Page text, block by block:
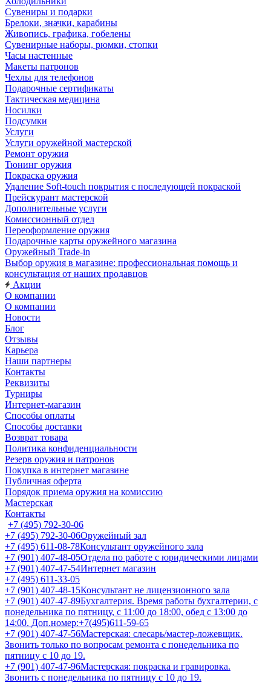
Сувениры и подарки
Брелоки, значки, карабины
Живопись, графика, гобелены
Сувенирные наборы, рюмки, стопки
Часы настенные
Макеты патронов
Чехлы для телефонов
Подарочные сертификаты
Тактическая медицина
Носилки
Подсумки
Услуги
Услуги оружейной мастерской
Ремонт оружия
Тюнинг оружия
Покраска оружия
Удаление Soft-touch покрытия с последующей покраской
Прейскурант мастерской
Дополнительные услуги
Комиссионный отдел
Переоформление оружия
Подарочные карты оружейного магазина
Оружейный Trade-in
Выбор оружия в магазине: профессиональная помощь и
консультация от наших продавцов
Акции
О компании
О компании
Новости
Блог
Отзывы
Карьера
Наши партнеры
Контакты
Реквизиты
Турниры
Интернет-магазин
Способы оплаты
Способы доставки
Возврат товара
Политика конфиденциальности
Резерв оружия и патронов
Покупка в интернет магазине
Публичная оферта
Порядок приема оружия на комиссию
Мастерская
Контакты
+7 (495) 792-30-06
+7 (495) 792-30-06Оружейный зал
+7 (495) 611-08-78Консультант оружейного зала
+7 (901) 407-48-05Отдела по работе с юридическими лицами
+7 (901) 407-47-54Интернет магазин
+7 (495) 611-33-05
+7 (901) 407-48-15Консультант не лицензионного зала
+7 (901) 407-47-89Бухгалтерия. Время работы бухгалтерии, с
понедельника по пятницу, с 11:00 до 18:00, обед с 13:00 до
14:00. Доп.номер:+7(495)611-59-65
+7 (901) 407-47-56Мастерская: слесарь/мастер-ложевщик.
Звонить только по вопросам ремонта с понедельника по
пятницу с 10 до 19.
+7 (901) 407-47-96Мастерская: покраска и гравировка.
Звонить с понедельника по пятницу с 10 до 19.